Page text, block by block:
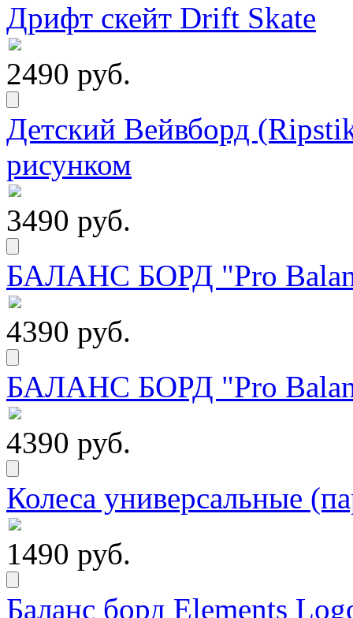
Дрифт скейт Drift Skate
2490 руб.
Детский Вейвборд
рисунком
3490 руб.
БАЛАНС БОРД "Pro
4390 руб.
БАЛАНС БОРД "Pro
4390 руб.
Колеса универсальные
1490 руб.
Баланс борд Elements